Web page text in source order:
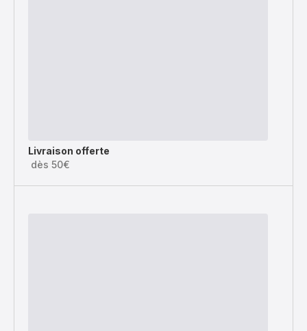
Livraison offerte
dès 50€